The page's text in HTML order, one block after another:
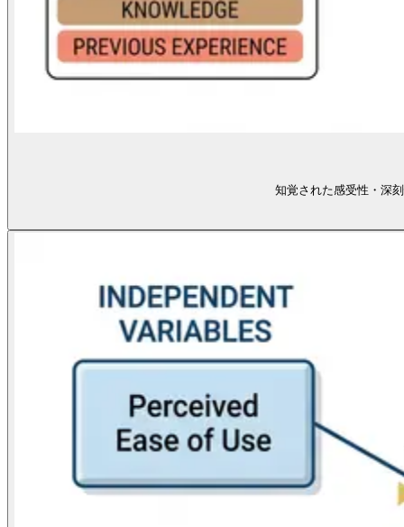
知覚された感受性・深